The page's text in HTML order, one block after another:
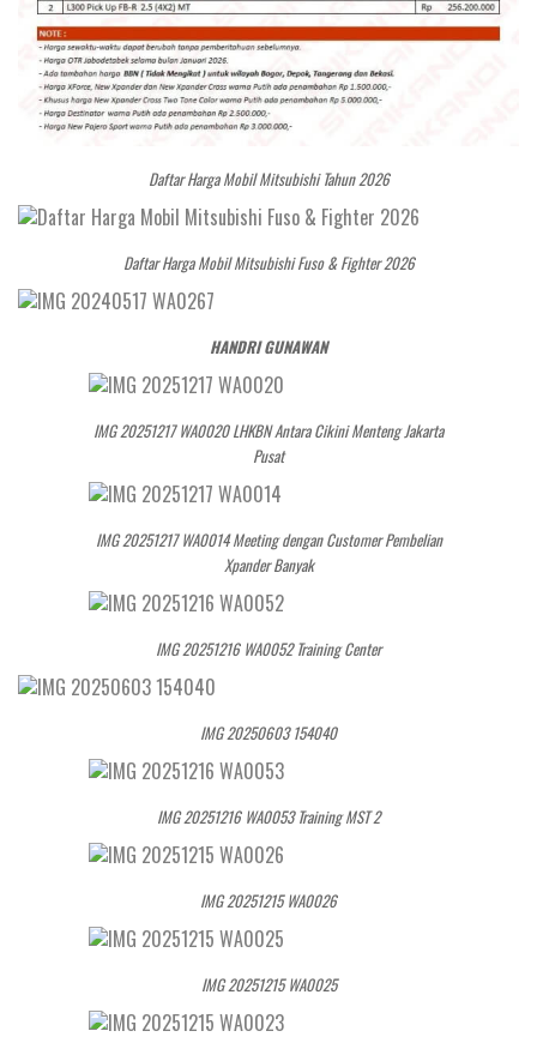
Daftar Harga Mobil Mitsubishi Tahun 2026
Daftar Harga Mobil Mitsubishi Fuso & Fighter 2026
HANDRI GUNAWAN
IMG 20251217 WA0020 LHKBN Antara Cikini Menteng Jakarta
Pusat
IMG 20251217 WA0014 Meeting dengan Customer Pembelian
Xpander Banyak
IMG 20251216 WA0052 Training Center
IMG 20250603 154040
IMG 20251216 WA0053 Training MST 2
IMG 20251215 WA0026
IMG 20251215 WA0025